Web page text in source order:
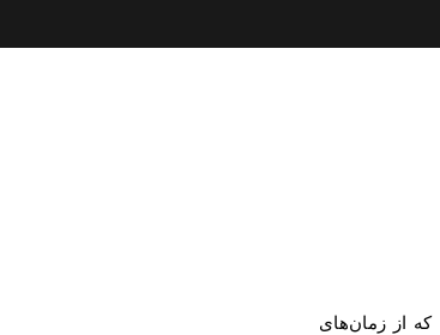
که از زمان‌های